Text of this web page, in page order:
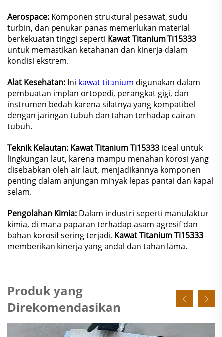
Aerospace: Komponen struktural pesawat, sudu
turbin, dan penukar panas memerlukan material
berkekuatan tinggi seperti Kawat Titanium Ti15333
untuk memastikan ketahanan dan kinerja dalam
kondisi ekstrem.
Alat Kesehatan: Ini kawat titanium digunakan dalam
pembuatan implan ortopedi, perangkat gigi, dan
instrumen bedah karena sifatnya yang kompatibel
dengan jaringan tubuh dan tahan terhadap cairan
tubuh.
Teknik Kelautan: Kawat Titanium Ti15333 ideal untuk
lingkungan laut, karena mampu menahan korosi yang
disebabkan oleh air laut, menjadikannya komponen
penting dalam anjungan minyak lepas pantai dan kapal
selam.
Pengolahan Kimia: Dalam industri seperti manufaktur
kimia, di mana paparan terhadap asam agresif dan
bahan korosif sering terjadi, Kawat Titanium Ti15333
memberikan kinerja yang andal dan tahan lama.
Produk yang
Direkomendasikan